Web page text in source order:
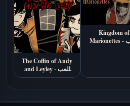
The Coffin of Andy
and Leyley - العب
أونلاين
Kingdom of
Marionettes - العب